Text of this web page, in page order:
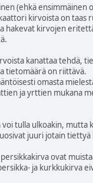
(ehkä ensimmäinen
kirvoista on taas
hakevat kirvojen
kanattaa tehdä,
tietomäärä on riittävä.
omasta
ja yrttien mukana
voi tulla ulkoakin, mutta
juuri jotain tiettyä
ovat
ja kurkkukirva